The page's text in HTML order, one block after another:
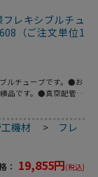
フレキシブルチュ
（ご注文単位1
ルチューブです。●お
品です。●真空配管
ズ：NW25●適合流
～150℃(シール材の
験：1.33×10[[の-10
テンレス
(SUS316L)
機材 > フレ
： 19,855円(税込)